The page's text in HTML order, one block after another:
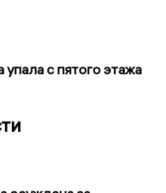
с пятого этажа